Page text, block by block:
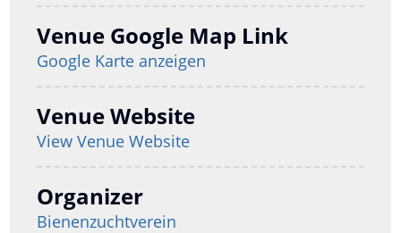
Venue Google Map Link
Google Karte anzeigen
Venue Website
View Venue Website
Organizer
Bienenzuchtverein